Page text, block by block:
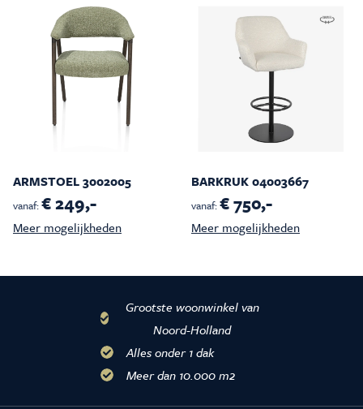
ARMSTOEL 3002005
vanaf:€ 249,-
Meer mogelijkheden
BARKRUK 04003667
vanaf:€ 750,-
Meer mogelijkheden
Grootste woonwinkel van
Noord-Holland
Alles onder 1 dak
Meer dan 10.000 m2